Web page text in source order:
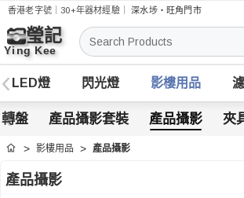
香港老字號｜30+年器材經驗｜深水埗・旺角門市
搜
索
LED燈 閃光燈 影樓用品
盤 產品攝影套裝 產品攝影 夾
首頁 影樓用品 產品攝影
產品攝影